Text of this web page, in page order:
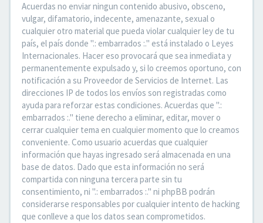
Acuerdas no enviar ningun contenido abusivo, obsceno,
vulgar, difamatorio, indecente, amenazante, sexual o
cualquier otro material que pueda violar cualquier ley de tu
país, el país donde ".: embarrados :." está instalado o Leyes
Internacionales. Hacer eso provocará que sea inmediata y
permanentemente expulsado y, si lo creemos oportuno, con
notificación a su Proveedor de Servicios de Internet. Las
direcciones IP de todos los envíos son registradas como
ayuda para reforzar estas condiciones. Acuerdas que ".:
embarrados :." tiene derecho a eliminar, editar, mover o
cerrar cualquier tema en cualquier momento que lo creamos
conveniente. Como usuario acuerdas que cualquier
información que hayas ingresado será almacenada en una
base de datos. Dado que esta información no será
compartida con ninguna tercera parte sin tu
consentimiento, ni ".: embarrados :." ni phpBB podrán
considerarse responsables por cualquier intento de hacking
que conlleve a que los datos sean comprometidos.